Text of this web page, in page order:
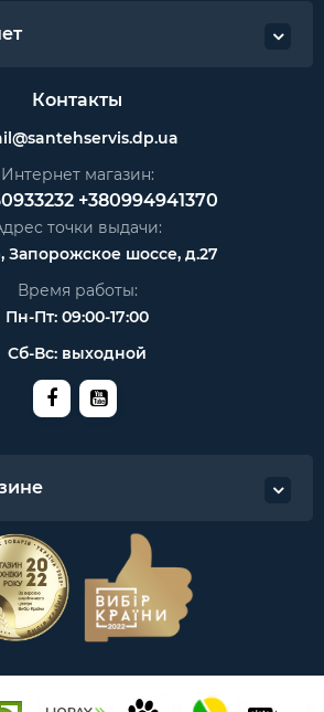
Контакты
Интернет магазин:
+380994941370
точки выдачи:
Запорожское шоссе, д.27
Время работы:
Пн-Пт: 09:00-17:00
Сб-Вс: выходной